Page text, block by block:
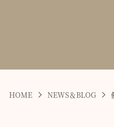
HOME NEWS＆BLOG